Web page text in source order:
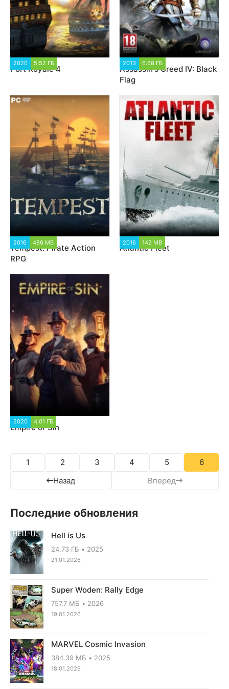
2020 5.52 ГБ
Port Royale 4
2013 6.68 ГБ
Assassin's Creed IV: Black
Flag
2016 486 MB
Tempest: Pirate Action
RPG
2016 142 MB
Atlantic Fleet
2020 4.01 ГБ
Empire of Sin
Назад
1 2 3 4 5
6
Вперед
Последние обновления
Hell is Us
24.73 ГБ 2025
21.01.2026
Super Woden: Rally Edge
757.7 МБ 2026
19.01.2026
MARVEL Cosmic Invasion
384.39 МБ 2025
18.01.2026